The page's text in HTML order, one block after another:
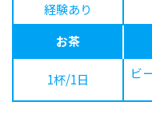
経験あり
お茶
1杯/1日 ビ